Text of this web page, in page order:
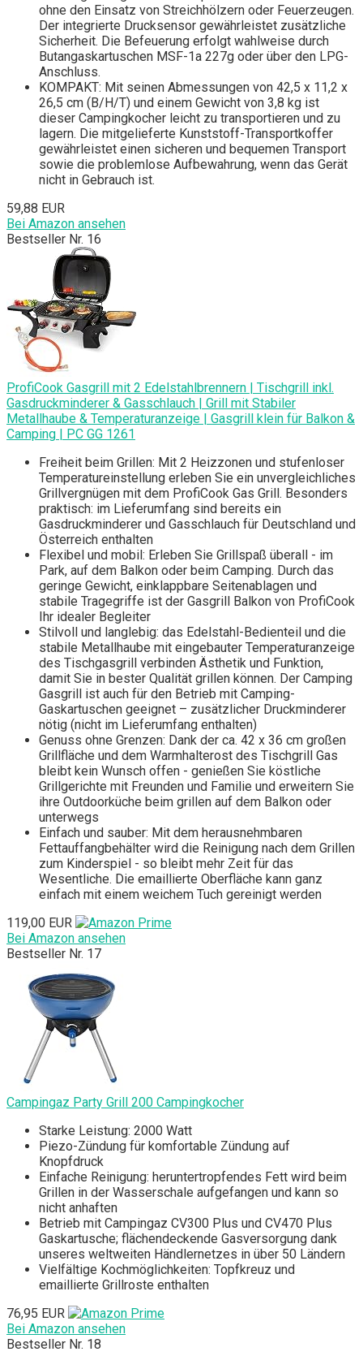
ohne den Einsatz von Streichhölzern oder Feuerzeugen.
Der integrierte Drucksensor gewährleistet zusätzliche
Sicherheit. Die Befeuerung erfolgt wahlweise durch
Butangaskartuschen MSF-1a 227g oder über den LPG-
Anschluss.
KOMPAKT: Mit seinen Abmessungen von 42,5 x 11,2 x
26,5 cm (B/H/T) und einem Gewicht von 3,8 kg ist
dieser Campingkocher leicht zu transportieren und zu
lagern. Die mitgelieferte Kunststoff-Transportkoffer
gewährleistet einen sicheren und bequemen Transport
sowie die problemlose Aufbewahrung, wenn das Gerät
nicht in Gebrauch ist.
59,88 EUR
Bei Amazon ansehen
Bestseller Nr. 16
ProfiCook Gasgrill mit 2 Edelstahlbrennern | Tischgrill inkl.
Gasdruckminderer & Gasschlauch | Grill mit Stabiler
Metallhaube & Temperaturanzeige | Gasgrill klein für Balkon &
Camping | PC GG 1261
Freiheit beim Grillen: Mit 2 Heizzonen und stufenloser
Temperatureinstellung erleben Sie ein unvergleichliches
Grillvergnügen mit dem ProfiCook Gas Grill. Besonders
praktisch: im Lieferumfang sind bereits ein
Gasdruckminderer und Gasschlauch für Deutschland und
Österreich enthalten
Flexibel und mobil: Erleben Sie Grillspaß überall - im
Park, auf dem Balkon oder beim Camping. Durch das
geringe Gewicht, einklappbare Seitenablagen und
stabile Tragegriffe ist der Gasgrill Balkon von ProfiCook
Ihr idealer Begleiter
Stilvoll und langlebig: das Edelstahl-Bedienteil und die
stabile Metallhaube mit eingebauter Temperaturanzeige
des Tischgasgrill verbinden Ästhetik und Funktion,
damit Sie in bester Qualität grillen können. Der Camping
Gasgrill ist auch für den Betrieb mit Camping-
Gaskartuschen geeignet – zusätzlicher Druckminderer
nötig (nicht im Lieferumfang enthalten)
Genuss ohne Grenzen: Dank der ca. 42 x 36 cm großen
Grillfläche und dem Warmhalterost des Tischgrill Gas
bleibt kein Wunsch offen - genießen Sie köstliche
Grillgerichte mit Freunden und Familie und erweitern Sie
ihre Outdoorküche beim grillen auf dem Balkon oder
unterwegs
Einfach und sauber: Mit dem herausnehmbaren
Fettauffangbehälter wird die Reinigung nach dem Grillen
zum Kinderspiel - so bleibt mehr Zeit für das
Wesentliche. Die emaillierte Oberfläche kann ganz
einfach mit einem weichem Tuch gereinigt werden
119,00 EUR
Bei Amazon ansehen
Bestseller Nr. 17
Campingaz Party Grill 200 Campingkocher
Starke Leistung: 2000 Watt
Piezo-Zündung für komfortable Zündung auf
Knopfdruck
Einfache Reinigung: heruntertropfendes Fett wird beim
Grillen in der Wasserschale aufgefangen und kann so
nicht anhaften
Betrieb mit Campingaz CV300 Plus und CV470 Plus
Gaskartusche; flächendeckende Gasversorgung dank
unseres weltweiten Händlernetzes in über 50 Ländern
Vielfältige Kochmöglichkeiten: Topfkreuz und
emaillierte Grillroste enthalten
76,95 EUR
Bei Amazon ansehen
Bestseller Nr. 18